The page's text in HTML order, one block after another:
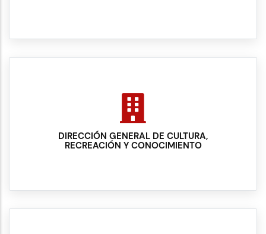
DIRECCIÓN GENERAL DE CULTURA,
RECREACIÓN Y CONOCIMIENTO